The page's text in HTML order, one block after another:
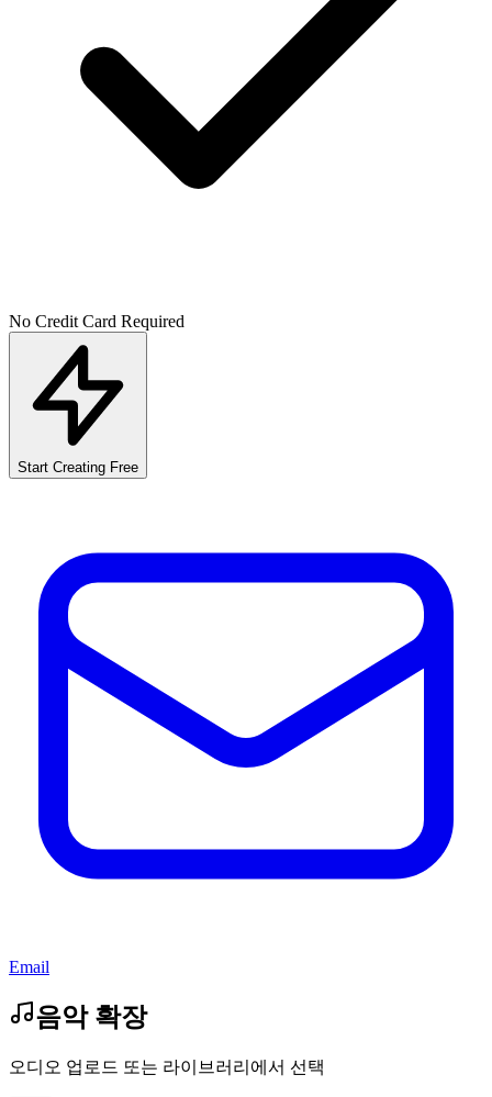
No Credit Card Required
Start Creating Free
Email
음악 확장
오디오 업로드 또는 라이브러리에서 선택